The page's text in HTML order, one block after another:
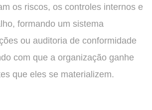
os riscos, os controles internos e
formando um sistema
ou auditoria de conformidade
com que a organização ganhe
que eles se materializem.